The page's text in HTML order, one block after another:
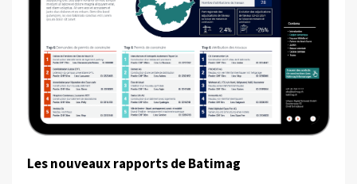
Les nouveaux rapports de Batimag